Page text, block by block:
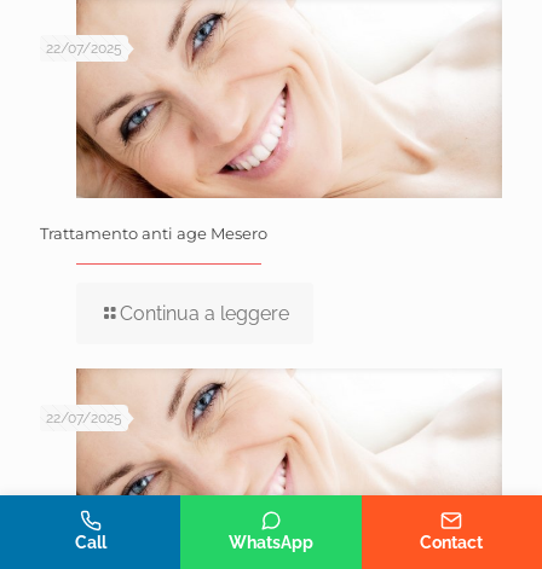
22/07/2025
Trattamento anti age Mesero
Continua a leggere
22/07/2025
Whatsapp
Call WhatsApp Contact